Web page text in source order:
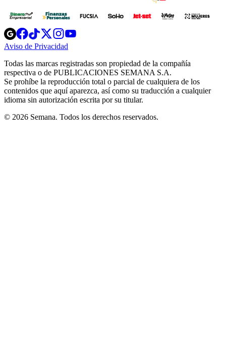
Opens
in
new
Opens
in
new
Opens
in
new
window
Opens
new
windowwindow
Aviso de Privacidad
new
window
Todas las marcas registradas son propiedad de la compañía
respectiva o de PUBLICACIONES SEMANA S.A.
Se prohíbe la reproducción total o parcial de cualquiera de los
contenidos que aquí aparezca, así como su traducción a cualquier
idioma sin autorización escrita por su titular.
© 2026 Semana. Todos los derechos reservados.